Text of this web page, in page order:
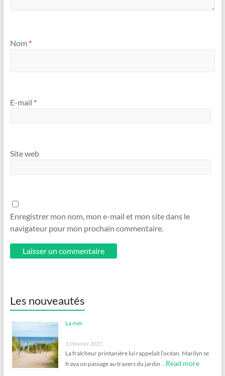
Nom *
E-mail *
Site web
Enregistrer mon nom, mon e-mail et mon site dans le
navigateur pour mon prochain commentaire.
Les nouveautés
La mer
13 février 2023
La fraîcheur printanière lui rappelait l’océan. Marilyn se
fraya un passage au travers du jardin …Read more